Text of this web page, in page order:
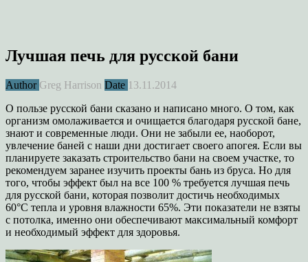
Лучшая печь для русской бани
Author Greg Harrison Date 13.11.2014
О пользе русской бани сказано и написано много. О том, как
организм омолаживается и очищается благодаря русской бане,
знают и современные люди. Они не забыли ее, наоборот,
увлечение баней с наши дни достигает своего апогея. Если вы
планируете заказать строительство бани на своем участке, то
рекомендуем заранее изучить проекты бань из бруса. Но для
того, чтобы эффект был на все 100 % требуется лучшая печь
для русской бани, которая позволит достичь необходимых
60°С тепла и уровня влажности 65%. Эти показатели не взяты
с потолка, именно они обеспечивают максимальный комфорт
и необходимый эффект для здоровья.